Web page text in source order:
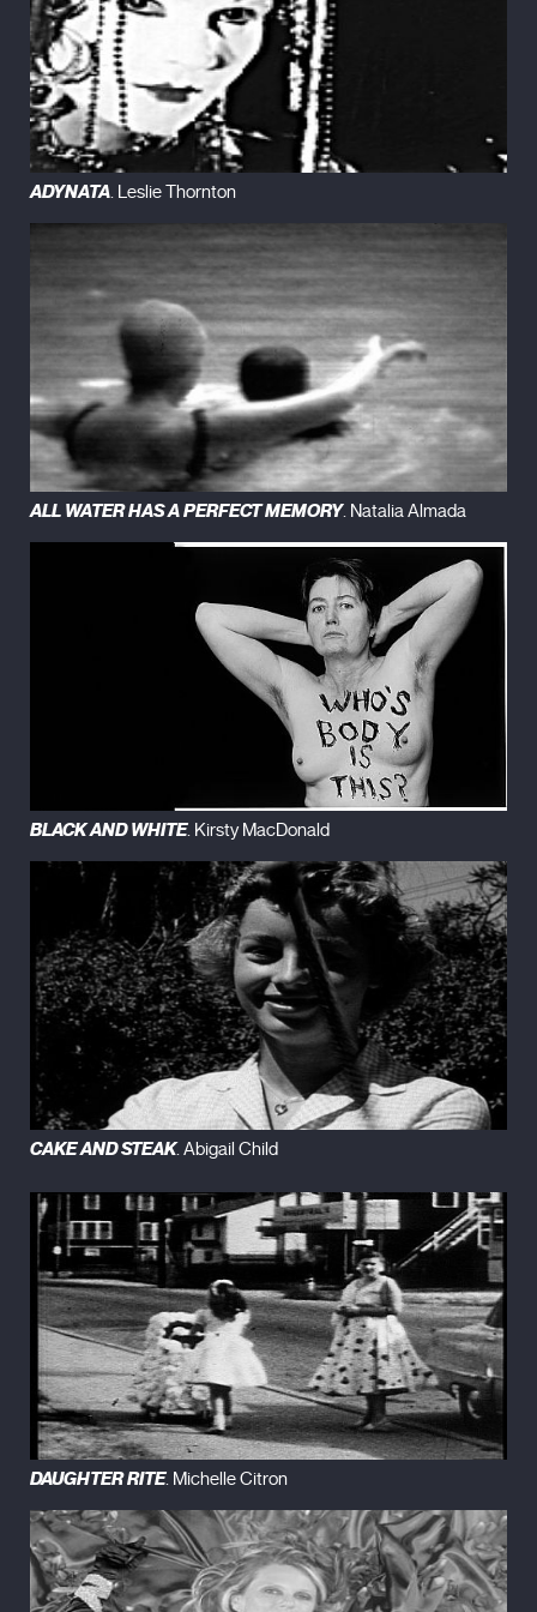
Cuatro Esquinas Cuarto de uno (2003)
Modelo para Armar (2007)
Entre Paredes de Agua (2010)
ADYNATA. Leslie Thornton
ALL WATER HAS A PERFECT MEMORY. Natalia Almada
BLACK AND WHITE. Kirsty MacDonald
CAKE AND STEAK. Abigail Child
DAUGHTER RITE. Michelle Citron